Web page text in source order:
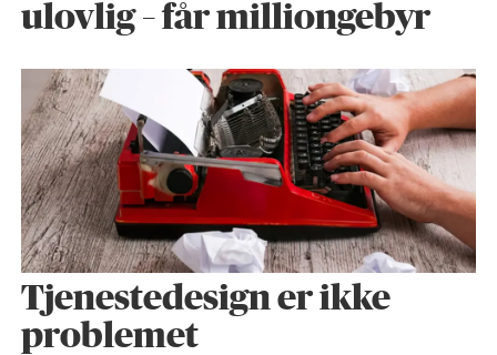
ulovlig – får milliongebyr
Tjenestedesign er ikke
problemet